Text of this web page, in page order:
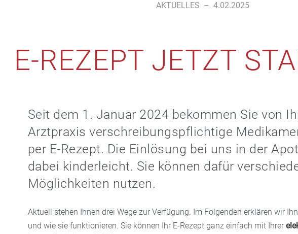
AKTUELLES – 4.02.2025
E-REZEPT JETZT
Seit dem 1. Januar 2024 bekommen Sie von
Arztpraxis verschreibungspflichtige
per E-Rezept. Die Einlösung bei uns in der
dabei kinderleicht. Sie können dafür
Möglichkeiten nutzen.
Aktuell stehen Ihnen drei Wege zur Verfügung. Im Folgenden erklären wir
und wie sie funktionieren. Sie können Ihr E-Rezept ganz einfach mit Ihrer